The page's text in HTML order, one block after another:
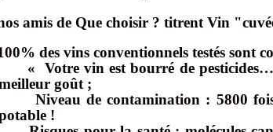
amis de Que choisir ? titrent Vin
des vins conventionnels testés sont
« Votre vin est bourré de
goût ;
Niveau de contamination : 5800
!